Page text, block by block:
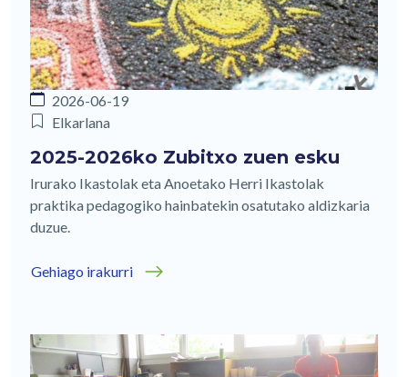
2026-06-19
Elkarlana
2025-2026ko Zubitxo zuen esku
Irurako Ikastolak eta Anoetako Herri Ikastolak
praktika pedagogiko hainbatekin osatutako aldizkaria
duzue.
Gehiago irakurri